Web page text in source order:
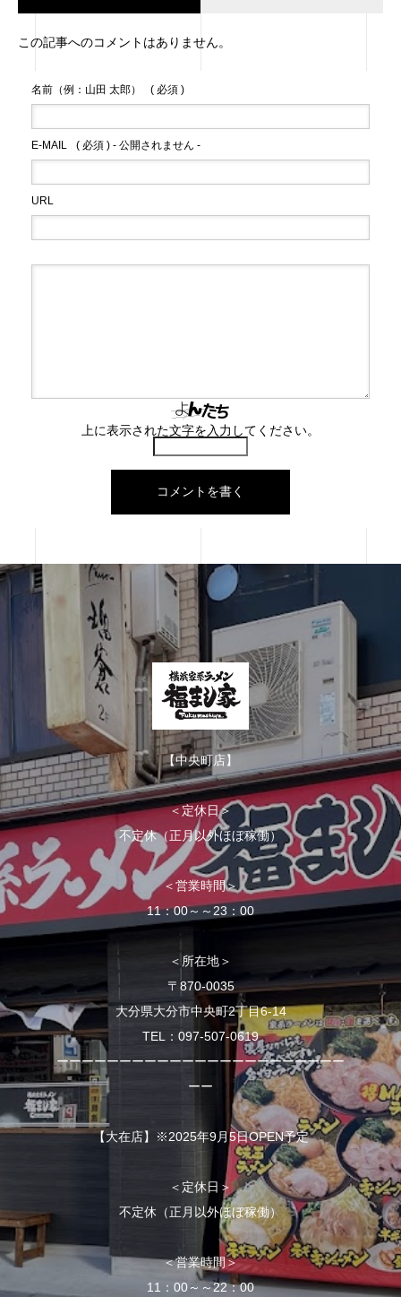
この記事へのコメントはありません。
名前（例：山田 太郎） ( 必須 )
E-MAIL ( 必須 ) - 公開されません -
URL
上に表示された文字を入力してください。
【中央町店】
＜定休日＞
不定休（正月以外ほぼ稼働）
＜営業時間＞
11：00～～23：00
＜所在地＞
〒870-0035
大分県大分市中央町2丁目6-14
TEL：097-507-0619
ーーーーーーーーーーーーーーーーーーーーーーー
ーー
【大在店】※2025年9月5日OPEN予定
＜定休日＞
不定休（正月以外ほぼ稼働）
＜営業時間＞
11：00～～22：00